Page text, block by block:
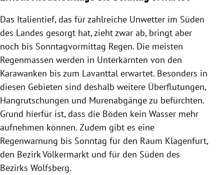
Das Italientief, das für zahlreiche Unwetter im Süden
des Landes gesorgt hat, zieht zwar ab, bringt aber
noch bis Sonntagvormittag Regen. Die meisten
Regenmassen werden in Unterkärnten von den
Karawanken bis zum Lavanttal erwartet. Besonders in
diesen Gebieten sind deshalb weitere Überflutungen,
Hangrutschungen und Murenabgänge zu befürchten.
Grund hierfür ist, dass die Böden kein Wasser mehr
aufnehmen können. Zudem gibt es eine
Regenwarnung bis Sonntag für den Raum Klagenfurt,
den Bezirk Völkermarkt und für den Süden des
Bezirks Wolfsberg.